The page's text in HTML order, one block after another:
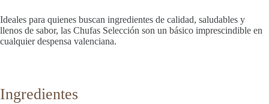
Ideales para quienes buscan ingredientes de calidad, saludables y
llenos de sabor, las Chufas Selección son un básico imprescindible en
cualquier despensa valenciana.
Ingredientes